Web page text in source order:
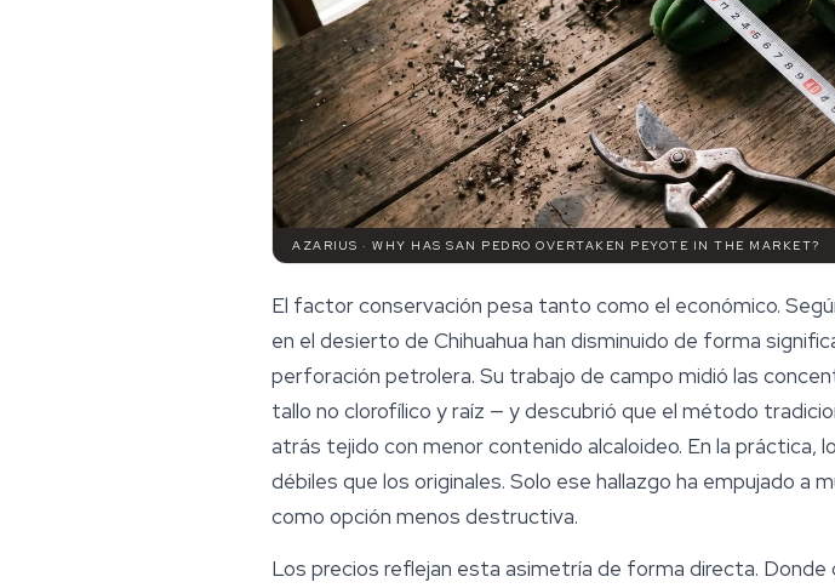
AZARIUS · WHY HAS SAN PEDRO OVERTAKEN PEYOTE IN THE MARKET?
El factor conservación pesa tanto como el económico.
en el desierto de Chihuahua han disminuido de forma
perforación petrolera. Su trabajo de campo midió las
tallo no clorofílico y raíz — y descubrió que el método
atrás tejido con menor contenido alcaloideo. En la
débiles que los originales. Solo ese hallazgo ha empujado a
como opción menos destructiva.
Los precios reflejan esta asimetría de forma directa. Donde